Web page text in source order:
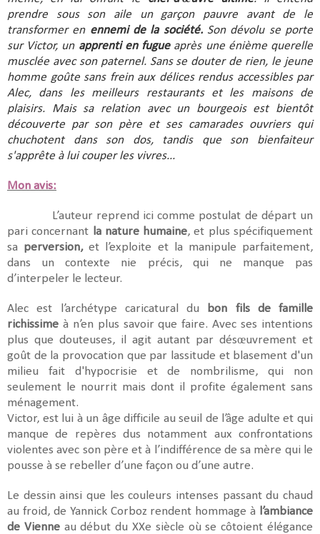
prendre sous son aile un garçon pauvre avant de le
transformer en ennemi de la société.Son dévolu se porte
sur Victor, un apprenti en fugueaprès une énième querelle
musclée avec son paternel. Sans se douter de rien, le jeune
homme goûte sans frein aux délices rendus accessibles par
Alec, dans les meilleurs restaurants et les maisons de
plaisirs. Mais sa relation avec un bourgeois est bientôt
découverte par son père et ses camarades ouvriers qui
chuchotent dans son dos, tandis que son bienfaiteur
s'apprête à lui couper les vivres...
Mon avis:
L’auteur reprend ici comme postulat de départ un
pari concernant la nature humaine, et plus spécifiquement
sa perversion,et l’exploite et la manipule parfaitement,
dans un contexte nie précis, qui ne manque pas
d’interpeler le lecteur.
Alec est l’archétype caricatural du
bon fils de famille
richissime à n’en plus savoir que faire. Avec ses intentions
plus que douteuses, il agit autant par désœuvrement et
goût de la provocation que par lassitude et blasement d'un
milieu fait d'hypocrisie et de nombrilisme, qui non
seulement le nourrit mais dont il profite également sans
ménagement.
Victor, est lui à un âge difficile au seuil de l’âge adulte et qui
manque de repères dus notamment aux confrontations
violentes avec son père et à l’indifférence de sa mère qui le
pousse à se rebeller d’une façon ou d’une autre.
Le dessin ainsi que les couleurs intenses passant du chaud
au froid, de Yannick Corboz rendent hommage à
l’ambiance
de Vienneau début du XXe siècle où se côtoient élégance